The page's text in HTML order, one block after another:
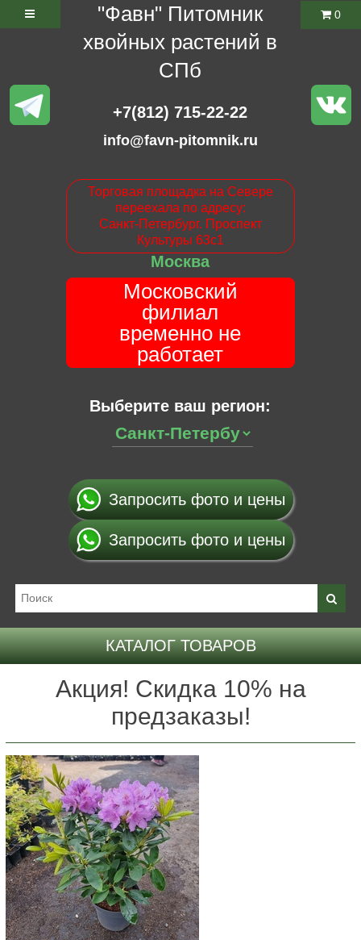
"Фавн" Питомник
хвойных растений в
СПб
+7(812) 715-22-22
info@favn-pitomnik.ru
Торговая площадка на Севере
переехала по адресу:
Санкт-Петербург. Проспект
Культуры 63с1
Москва
Московский
филиал
временно не
работает
Выберите ваш регион:
0
Запросить фото и цены
Запросить фото и цены
КАТАЛОГ ТОВАРОВ
Акция! Скидка 10% на
предзаказы!